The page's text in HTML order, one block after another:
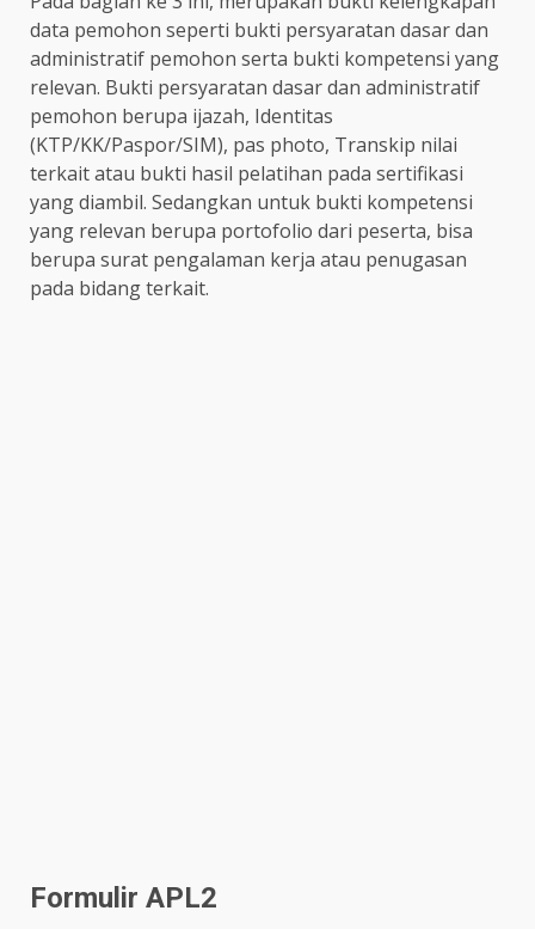
data pemohon seperti bukti persyaratan dasar dan
administratif pemohon serta bukti kompetensi yang
relevan. Bukti persyaratan dasar dan administratif
pemohon berupa ijazah, Identitas
(KTP/KK/Paspor/SIM), pas photo, Transkip nilai
terkait atau bukti hasil pelatihan pada sertifikasi
yang diambil. Sedangkan untuk bukti kompetensi
yang relevan berupa portofolio dari peserta, bisa
berupa surat pengalaman kerja atau penugasan
pada bidang terkait.
Formulir APL2